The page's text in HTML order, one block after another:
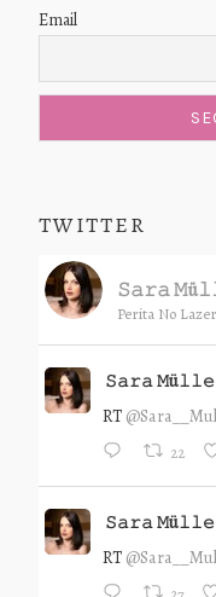
Email
TWITTER
𝚂𝚊𝚛𝚊
Perita No
𝚂𝚊𝚛𝚊
RT
22
𝚂𝚊𝚛𝚊
RT